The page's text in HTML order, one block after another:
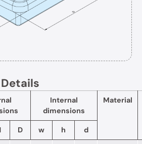
Internal
dimensions
Material
D w h d